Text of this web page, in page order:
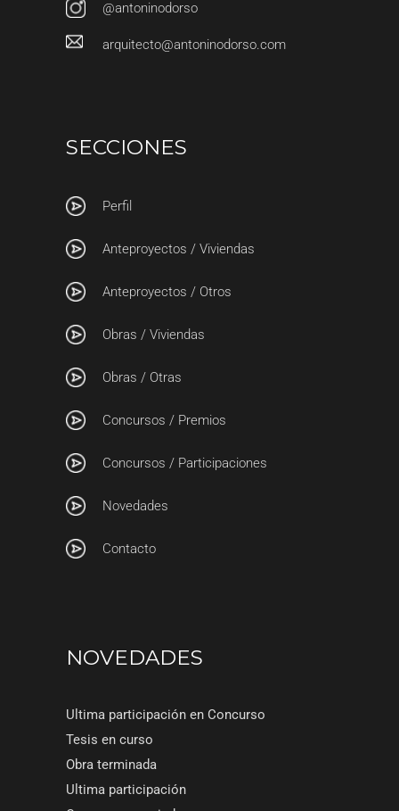
@antoninodorso
arquitecto@antoninodorso.com
SECCIONES
Perfil
Anteproyectos / Viviendas
Anteproyectos / Otros
Obras / Viviendas
Obras / Otras
Concursos / Premios
Concursos / Participaciones
Novedades
Contacto
NOVEDADES
Ultima participación en Concurso
Tesis en curso
Obra terminada
Ultima participación